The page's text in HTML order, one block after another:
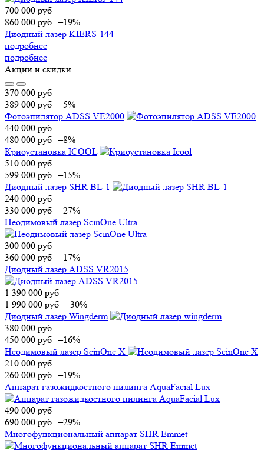
700 000 руб
860 000 руб |–19%
Диодный лазер KIERS-144
подробнее
подробнее
Акции и скидки
370 000 руб
389 000 руб |–5%
Фотоэпилятор ADSS VE2000
440 000 руб
480 000 руб |–8%
Криоустановка ICOOL
510 000 руб
599 000 руб |–15%
Диодный лазер SHR BL-1
240 000 руб
330 000 руб |–27%
Неодимовый лазер ScinOne Ultra
300 000 руб
360 000 руб |–17%
Диодный лазер ADSS VR2015
1 390 000 руб
1 990 000 руб |–30%
Диодный лазер Wingderm
380 000 руб
450 000 руб |–16%
Неодимовый лазер ScinOne X
210 000 руб
260 000 руб |–19%
Аппарат газожидкостного пилинга AquaFacial Lux
490 000 руб
690 000 руб |–29%
Многофункциональный аппарат SHR Emmet